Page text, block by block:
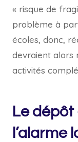
« risque de
problème à
écoles, donc,
devraient alors
activités
Le dépôt
l’alarme